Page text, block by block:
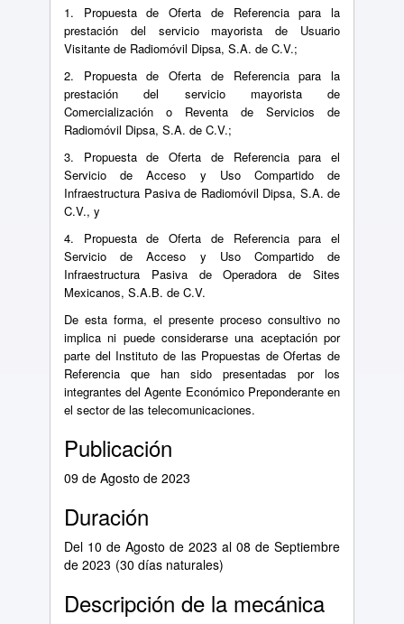
1. Propuesta de Oferta de Referencia para la
prestación del servicio mayorista de Usuario
Visitante de Radiomóvil Dipsa, S.A. de C.V.;
2. Propuesta de Oferta de Referencia para la
prestación del servicio mayorista de
Comercialización o Reventa de Servicios de
Radiomóvil Dipsa, S.A. de C.V.;
3. Propuesta de Oferta de Referencia para el
Servicio de Acceso y Uso Compartido de
Infraestructura Pasiva de Radiomóvil Dipsa, S.A. de
C.V., y
4. Propuesta de Oferta de Referencia para el
Servicio de Acceso y Uso Compartido de
Infraestructura Pasiva de Operadora de Sites
Mexicanos, S.A.B. de C.V.
De esta forma, el presente proceso consultivo no
implica ni puede considerarse una aceptación por
parte del Instituto de las Propuestas de Ofertas de
Referencia que han sido presentadas por los
integrantes del Agente Económico Preponderante en
el sector de las telecomunicaciones.
Publicación
09 de Agosto de 2023
Duración
Del 10 de Agosto de 2023 al 08 de Septiembre
de 2023 (30 días naturales)
Descripción de la mecánica